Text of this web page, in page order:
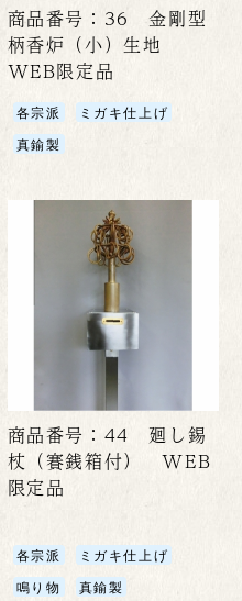
商品番号：36 金剛型
柄香炉（小）生地
WEB限定品
各宗派
ミガキ仕上げ
真鍮製
商品番号：44 廻し錫
杖（賽銭箱付） WEB
限定品
各宗派
ミガキ仕上げ
鳴り物
真鍮製